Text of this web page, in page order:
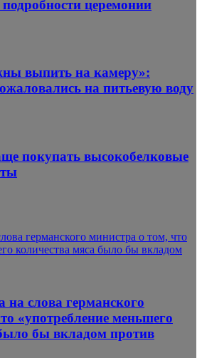
церемонии
выпить на камеру»:
на питьевую воду
покупать высокобелковые
германского министра о том, что
количества мяса было бы вкладом
на слова германского
«употребление меньшего
бы вкладом против